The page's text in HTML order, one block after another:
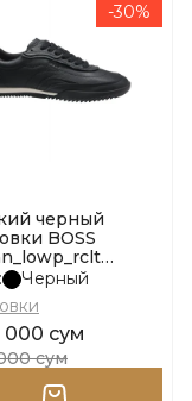
-30%
черный
BOSS
01 размер 38
Черный
000 сум
сум